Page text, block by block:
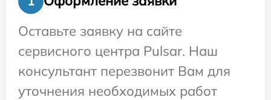
Оставьте заявку на сайте
сервисного центра Pulsar. Наш
консультант перезвонит Вам для
уточнения необходимых работ